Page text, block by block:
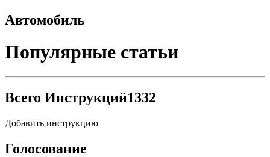
Автомобиль
Популярные статьи
Всего Инструкций1332
Добавить инструкцию
Голосование